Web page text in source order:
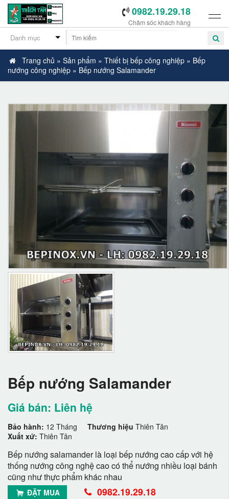
0982.19.29.18
Chăm sóc khách hàng
Trang chủ » Sản phẩm » Thiết bị bếp công nghiệp» Bếp
nướng công nghiệp » Bếp nướng Salamander
Bếp nướng Salamander
Giá bán: Liên hệ
Bảo hành: 12 Tháng Thương hiệu Thiên Tân
Xuất xứ: Thiên Tân
Bếp nướng salamander là loại bếp nướng cao cấp với hệ
thống nướng công nghệ cao có thể nướng nhiều loại bánh
cũng như thực phẩm khác nhau
ĐẶT MUA 0982.19.29.18